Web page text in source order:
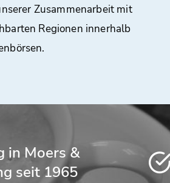
Zusammenarbeit mit
Regionen innerhalb
in Moers &
seit 1965